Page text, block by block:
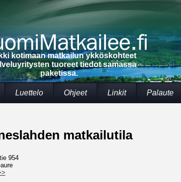
kotimaan matkailun ykköskohteet
tuoreet tiedot samassa
paketissa.
Luettelo Ohjeet Linkit Palaute
matkailutila
954